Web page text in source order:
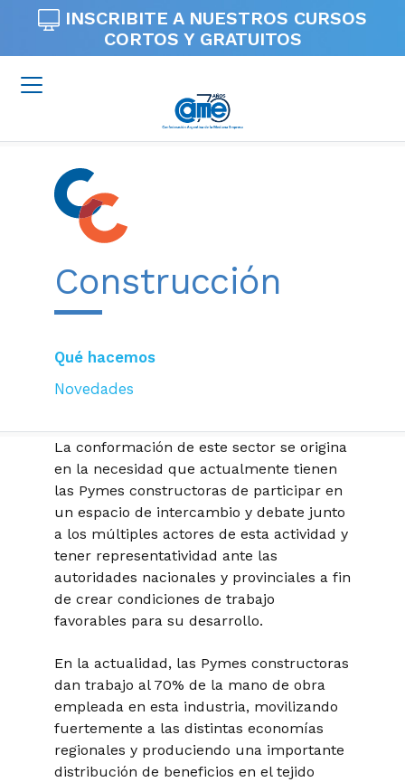
INSCRIBITE A NUESTROS CURSOS
CORTOS Y GRATUITOS
Construcción
Qué hacemos
Novedades
La conformación de este sector se origina
en la necesidad que actualmente tienen
las Pymes constructoras de participar en
un espacio de intercambio y debate junto
a los múltiples actores de esta actividad y
tener representatividad ante las
autoridades nacionales y provinciales a fin
de crear condiciones de trabajo
favorables para su desarrollo.
En la actualidad, las Pymes constructoras
dan trabajo al 70% de la mano de obra
empleada en esta industria, movilizando
fuertemente a las distintas economías
regionales y produciendo una importante
distribución de beneficios en el tejido